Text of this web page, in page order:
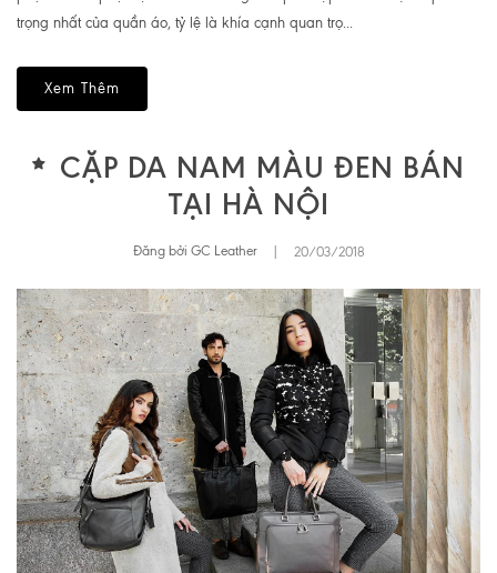
trọng nhất của quần áo, tỷ lệ là khía cạnh quan trọ...
Xem Thêm
CẶP DA NAM MÀU ĐEN BÁN
TẠI HÀ NỘI
Đăng bởi GC Leather 20/03/2018